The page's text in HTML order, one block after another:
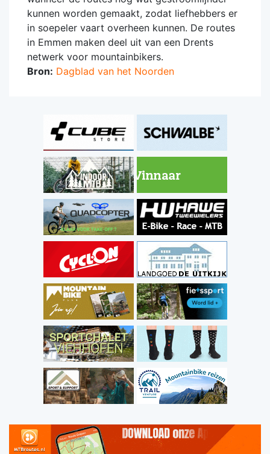
kunnen worden gemaakt, zodat liefhebbers er
in soepeler vaart overheen kunnen. De routes
in Emmen maken deel uit van een Drents
netwerk voor mountainbikers.
Bron: Dagblad van het Noorden